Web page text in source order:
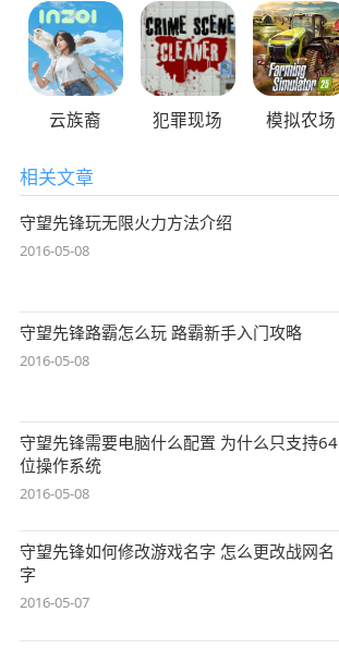
云族裔 犯罪现场 模拟农场
相关文章
守望先锋玩无限火力方法介绍
2016-05-08
守望先锋路霸怎么玩 路霸新手入门攻略
2016-05-08
守望先锋需要电脑什么配置 为什么只支持64
位操作系统
2016-05-08
守望先锋如何修改游戏名字 怎么更改战网名
字
2016-05-07